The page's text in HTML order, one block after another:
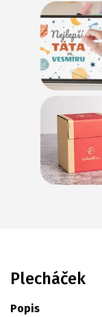
Plecháček
Popis